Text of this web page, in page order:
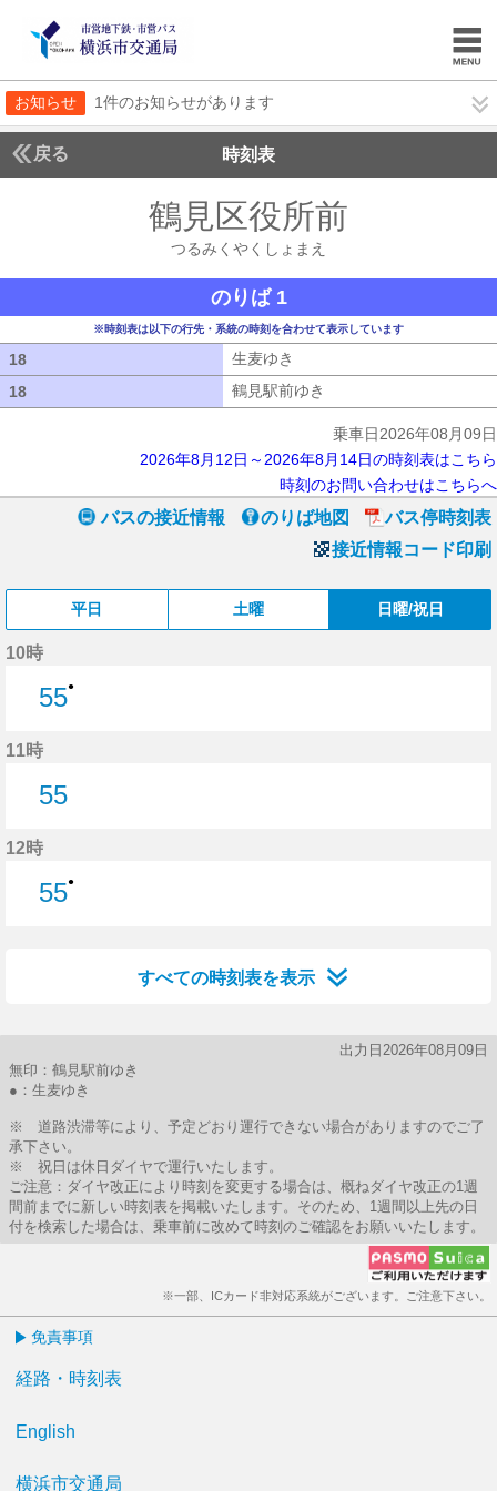
お知らせ 1件のお知らせがあります
戻る 時刻表
鶴見区役所前
つるみくやくしょまえ
のりば 1
※時刻表は以下の行先・系統の時刻を合わせて表示しています
18 生麦ゆき
18
鶴見駅前ゆき
乗車日2026年08月09日
2026年8月12日～2026年8月14日の時刻表はこちら
時刻のお問い合わせはこちらへ
バスの接近情報 のりば地図
バス停時刻表
接近情報コード印刷
平日 土曜 日曜/祝日
10時
55●
11時
55
12時
55●
すべての時刻表を表示
出力日2026年08月09日
無印：鶴見駅前ゆき
●：生麦ゆき
※ 道路渋滞等により、予定どおり運行できない場合がありますのでご了
承下さい。
※ 祝日は休日ダイヤで運行いたします。
ご注意：ダイヤ改正により時刻を変更する場合は、概ねダイヤ改正の1週
間前までに新しい時刻表を掲載いたします。そのため、1週間以上先の日
付を検索した場合は、乗車前に改めて時刻のご確認をお願いいたします。
※一部、ICカード非対応系統がございます。ご注意下さい。
免責事項
経路・時刻表
English
横浜市交通局